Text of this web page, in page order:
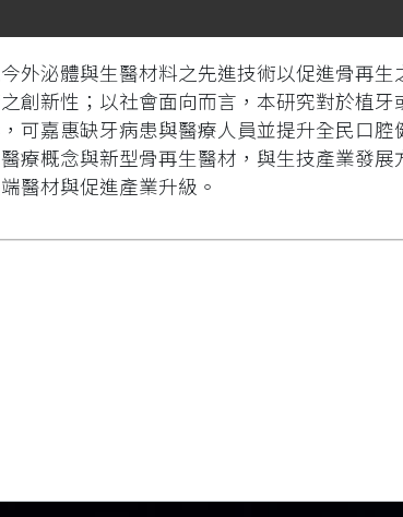
外泌體與生醫材料之先進技術以促進骨再
創新性；以社會面向而言，本研究對於植
可嘉惠缺牙病患與醫療人員並提升全民口
療概念與新型骨再生醫材，與生技產業發
醫材與促進產業升級。